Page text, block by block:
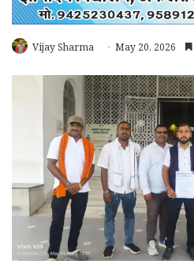
Vijay Sharma May 20, 2026